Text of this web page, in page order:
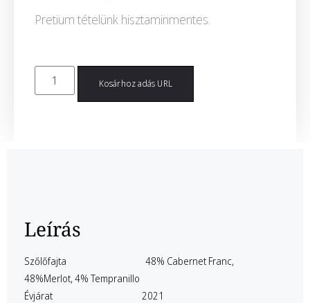
Pretium tételünk hisztaminmentes.
Kosárhoz adás URL
Leírás
Szőlőfajta 48% Cabernet Franc,
48%Merlot, 4% Tempranillo
Évjárat 2021